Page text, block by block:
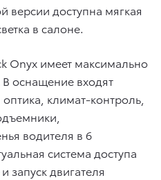
версии доступна мягкая
в салоне.
Onyx имеет максимально
оснащение входят
климат-контроль,
водителя в 6
система доступа
запуск двигателя